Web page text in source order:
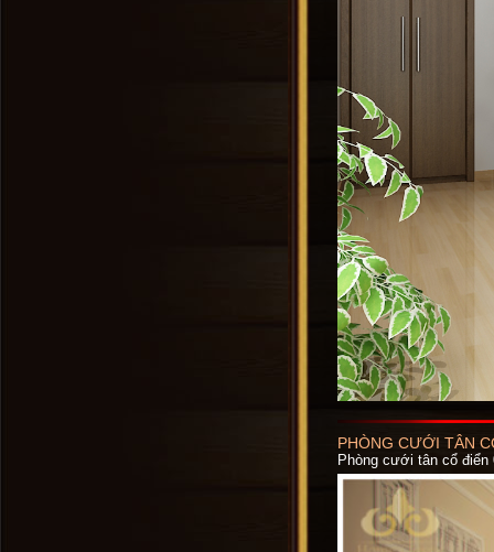
PHÒNG CƯỚI TÂN
Phòng cưới tân cổ